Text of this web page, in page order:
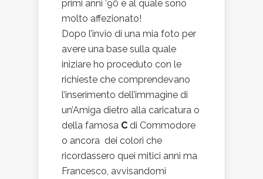
primi anni ’90 e al quale sono
molto affezionato!
Dopo l’invio di una mia foto per
avere una base sulla quale
iniziare ho proceduto con le
richieste che comprendevano
l’inserimento dell’immagine di
un’Amiga dietro alla caricatura o
della famosa C di Commodore
o ancora dei colori che
ricordassero quei mitici anni ma
Francesco, avvisandomi